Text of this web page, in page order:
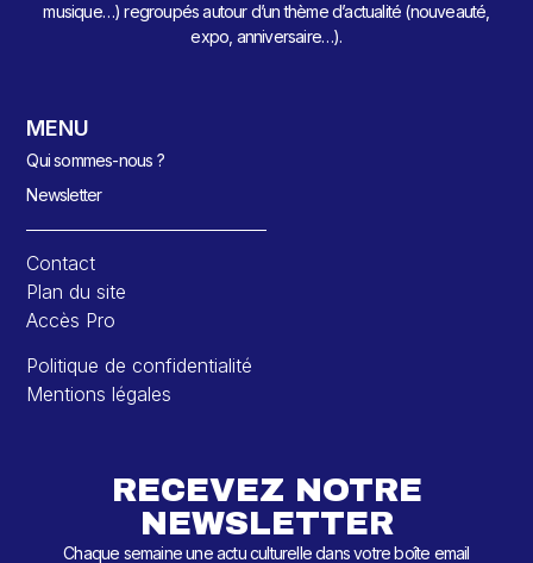
musique…) regroupés autour d’un thème d’actualité (nouveauté,
expo, anniversaire…).
MENU
Qui sommes-nous ?
Newsletter
Contact
Plan du site
Accès Pro
Politique de confidentialité
Mentions légales
RECEVEZ NOTRE
NEWSLETTER
Chaque semaine une actu culturelle dans votre boîte email